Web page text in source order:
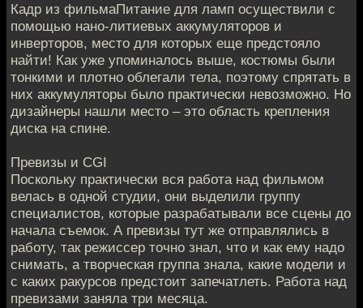
Кадр из фильмаПитание для ламп осуществили с
помощью нано-литиевых аккумуляторов и
инверторов, место для которых еще предстояло
найти! Как уже упоминалось выше, костюмы были
тонкими и плотно облегали тела, поэтому спрятать в
них аккумуляторы было практически невозможно. Но
дизайнеры нашли место – это область крепления
диска на спине.
Превизы и CGI
Поскольку практически вся работа над фильмом
велась в одной студии, они выделили группу
специалистов, которые разрабатывали все сцены до
начала съемок. А превизы тут же отправлялись в
работу, так режиссер точно знал, что и как ему надо
снимать, а творческая группа знала, какие модели и
с каких ракурсов предстоит запечатлеть. Работа над
превизами заняла три месяца.